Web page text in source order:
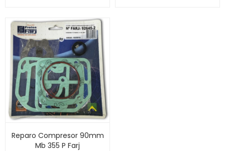
Reparo Compresor 90mm
Mb 355 P Farj